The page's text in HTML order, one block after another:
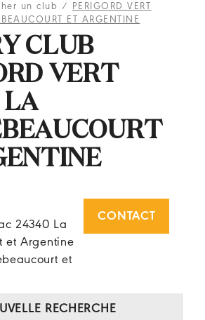
un club / PERIGORD VERT
ET ARGENTINE
CLUB
VERT
LA
24340 La
et Argentine
et
CONTACT
RECHERCHE